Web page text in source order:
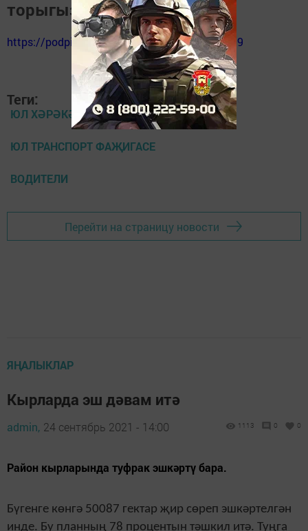
торыгыз
https://podpiska.pochta.ru/press/%D0%9F9499
Теги:
ЮЛ ХӘРӘКӘТЕ ИМИНЛЕГЕ
ЮЛ ТРАНСПОРТ ФАҖИГАСЕ
ВОДИТЕЛИ
Перейти на страницу новости
ЯҢАЛЫКЛАР
Кырларда эш дәвам итә
admin, 24 сентябрь 2021 - 14:00 1113 0 0
Район кырларында туфрак эшкәртү бара.
Бүгенге көнгә 50087 гектар җир сөреп эшкәртелгән
инде. Бу планның 78 процентын тәшкил итә. Туңга